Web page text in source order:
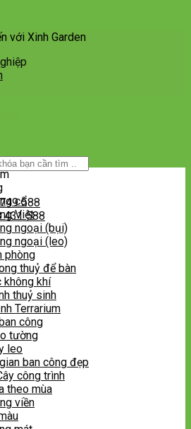
với Xinh Garden
588
588
cổ
Việt
ngoại (bụi)
ngoại (leo)
phòng
thuỷ để bàn
không khí
thuỷ sinh
Terrarium
công
tường
leo
ban công đẹp
công trình
theo mùa
viền